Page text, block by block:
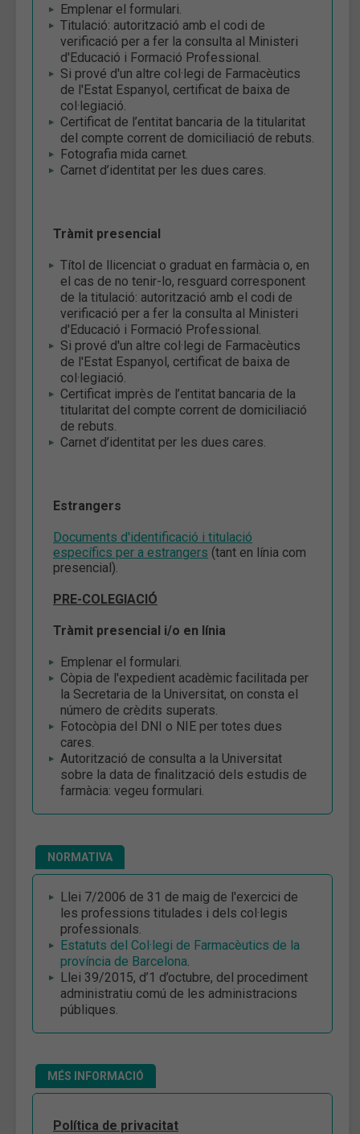
Emplenar el formulari.
Titulació: autorització amb el codi de
verificació per a fer la consulta al Ministeri
d'Educació i Formació Professional.
Si prové d'un altre col·legi de Farmacèutics
de l'Estat Espanyol, certificat de baixa de
col·legiació.
Certificat de l’entitat bancaria de la titularitat
del compte corrent de domiciliació de rebuts.
Fotografia mida carnet.
Carnet d’identitat per les dues cares.
Tràmit presencial
Títol de llicenciat o graduat en farmàcia o, en
el cas de no tenir-lo, resguard corresponent
de la titulació: autorització amb el codi de
verificació per a fer la consulta al Ministeri
d'Educació i Formació Professional.
Si prové d'un altre col·legi de Farmacèutics
de l'Estat Espanyol, certificat de baixa de
col·legiació.
Certificat imprès de l’entitat bancaria de la
titularitat del compte corrent de domiciliació
de rebuts.
Carnet d’identitat per les dues cares.
Estrangers
Documents d'identificació i titulació
específics per a estrangers (tant en línia com
presencial).
PRE-COLEGIACIÓ
Tràmit presencial i/o en línia
Emplenar el formulari.
Còpia de l'expedient acadèmic facilitada per
la Secretaria de la Universitat, on consta el
número de crèdits superats.
Fotocòpia del DNI o NIE per totes dues
cares.
Autorització de consulta a la Universitat
sobre la data de finalització dels estudis de
farmàcia: vegeu formulari.
NORMATIVA
Llei 7/2006 de 31 de maig de l'exercici de
les professions titulades i dels col·legis
professionals.
Estatuts del Col·legi de Farmacèutics de la
província de Barcelona.
Llei 39/2015, d’1 d’octubre, del procediment
administratiu comú de les administracions
públiques.
MÉS INFORMACIÓ
Política de privacitat